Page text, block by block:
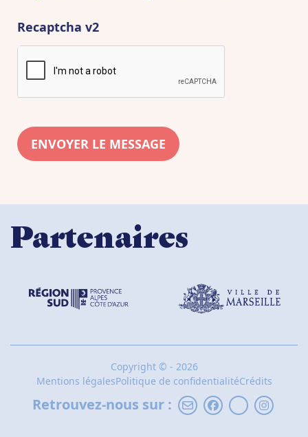
Recaptcha v2
Partenaires
Copyright © - 2026
Mentions légalesPolitique de confidentialitéCrédits
Retrouvez-nous sur :